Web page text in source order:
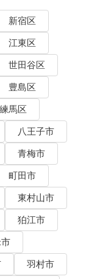
新宿区
江東区
世田谷区
豊島区
練馬区
八王子市
青梅市
町田市
東村山市
狛江市
羽村市